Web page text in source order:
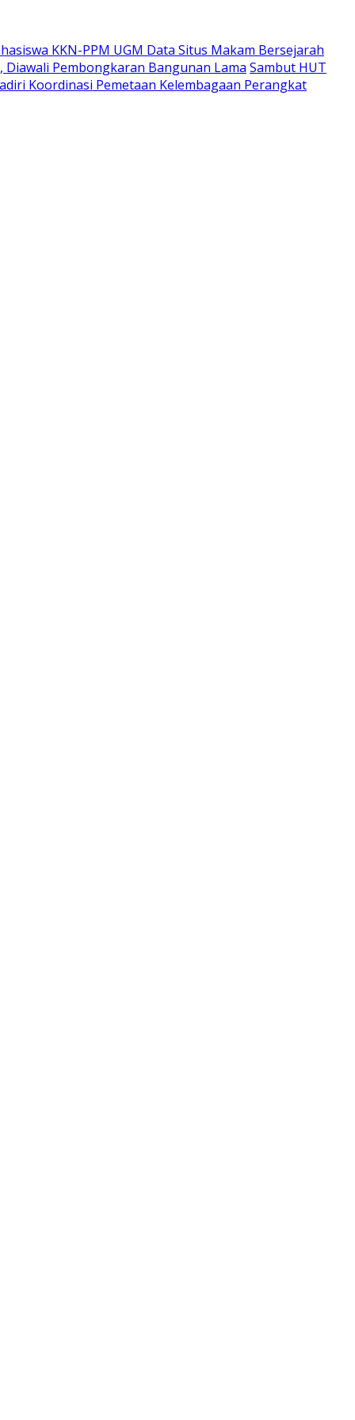
KKN-PPM UGM Data Situs Makam Bersejarah
Diawali Pembongkaran Bangunan Lama Sambut HUT
Koordinasi Pemetaan Kelembagaan Perangkat